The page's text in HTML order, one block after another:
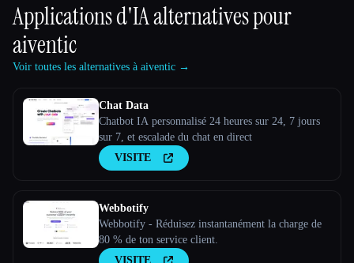
Applications d'IA alternatives pour
aiventic
Voir toutes les alternatives à aiventic →
Chat Data
Chatbot IA personnalisé 24 heures sur 24, 7 jours
sur 7, et escalade du chat en direct
VISITE
Webbotify
Webbotify - Réduisez instantanément la charge de
80 % de ton service client.
VISITE